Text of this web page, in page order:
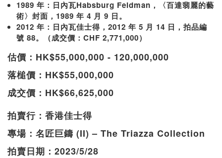
1989 年：日內瓦Habsburg Feldman，〈百達翡麗的藝
術〉封面，1989 年 4 月 9 日。
2012 年：日內瓦佳士得，2012 年 5 月 14 日，拍品編
號 88。（成交價：CHF 2,771,000）
估價：HK$55,000,000 - 120,000,000
落槌價：HK$55,000,000
成交價：HK$66,625,000
拍賣行：香港佳士得
專場：名匠巨鑄 (II) – The Triazza Collection
拍賣日期：2023/5/28